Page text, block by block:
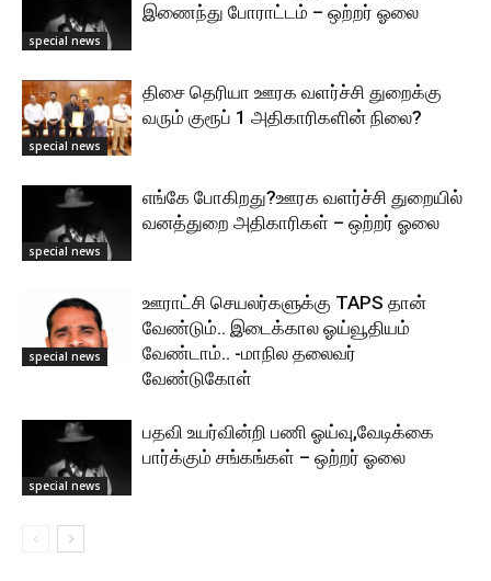
special news
இணைந்து போராட்டம் – ஒற்றர் ஓலை
special news
திசை தெரியா ஊரக வளர்ச்சி துறைக்கு
வரும் குரூப் 1 அதிகாரிகளின் நிலை?
special news
எங்கே போகிறது?ஊரக வளர்ச்சி துறையில்
வனத்துறை அதிகாரிகள் – ஒற்றர் ஓலை
special news
ஊராட்சி செயலர்களுக்கு TAPS தான்
வேண்டும்.. இடைக்கால ஓய்வூதியம்
வேண்டாம்.. -மாநில தலைவர்
வேண்டுகோள்
special news
பதவி உயர்வின்றி பணி ஓய்வு,வேடிக்கை
பார்க்கும் சங்கங்கள் – ஒற்றர் ஓலை